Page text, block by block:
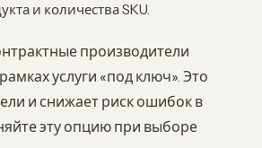
и количества SKU.
производители
услуги «под ключ». Это
и снижает риск ошибок в
эту опцию при выборе